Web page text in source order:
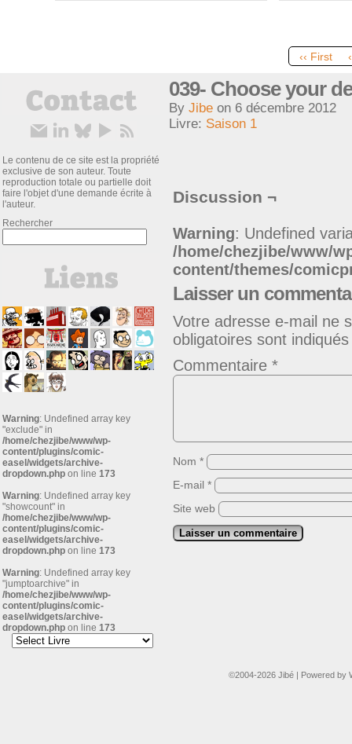
‹‹ First
Le contenu de ce site est la propriété
exclusive de son auteur. Toute
reproduction totale ou partielle doit
faire l'objet d'une demande écrite à
l'auteur.
Rechercher
Warning: Undefined array key
"exclude" in
/home/chezjibe/www/wp-
content/plugins/comic-
easel/widgets/archive-
dropdown.php on line 173
Warning: Undefined array key
"showcount" in
/home/chezjibe/www/wp-
content/plugins/comic-
easel/widgets/archive-
dropdown.php on line 173
Warning: Undefined array key
"jumptoarchive" in
/home/chezjibe/www/wp-
content/plugins/comic-
easel/widgets/archive-
dropdown.php on line 173
039- Choose your
By Jibe on 6 décembre 2012
Livre: Saison 1
Discussion ¬
Warning: Undefined
/home/chezjibe/www/
content/themes/
Laisser un
Votre adresse e-mail ne
obligatoires sont
Commentaire *
Nom *
E-mail *
Site web
©2004-2026 Jibé | Powered by